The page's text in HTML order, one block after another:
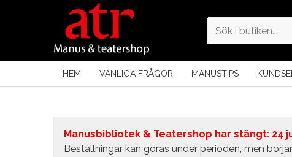
HEM VANLIGA FRÅGOR MANUSTIPS
Manusbibliotek & Teatershop har stängt: 24
Beställningar kan göras under perioden, men